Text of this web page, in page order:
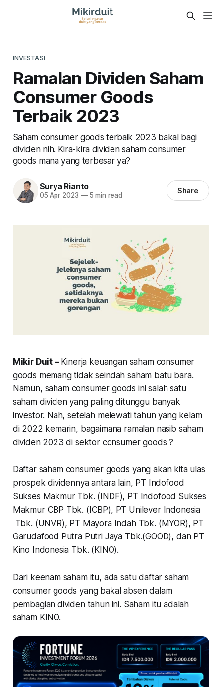
INVESTASI
Ramalan Dividen Saham
Consumer Goods
Terbaik 2023
Saham consumer goods terbaik 2023 bakal bagi
dividen nih. Kira-kira dividen saham consumer
goods mana yang terbesar ya?
Surya Rianto
05 Apr 2023 —5 min read Share
Mikir Duit – Kinerja keuangan saham consumer
goods memang tidak seindah saham batu bara.
Namun, saham consumer goods ini salah satu
saham dividen yang paling ditunggu banyak
investor. Nah, setelah melewati tahun yang kelam
di 2022 kemarin, bagaimana ramalan nasib saham
dividen 2023 di sektor consumer goods ?
Daftar saham consumer goods yang akan kita ulas
prospek dividennya antara lain, PT Indofood
Sukses Makmur Tbk. (INDF), PT Indofood Sukses
Makmur CBP Tbk. (ICBP), PT Unilever Indonesia
Tbk. (UNVR), PT Mayora Indah Tbk. (MYOR), PT
Garudafood Putra Putri Jaya Tbk.(GOOD), dan PT
Kino Indonesia Tbk. (KINO).
Dari keenam saham itu, ada satu daftar saham
consumer goods yang bakal absen dalam
pembagian dividen tahun ini. Saham itu adalah
saham KINO.